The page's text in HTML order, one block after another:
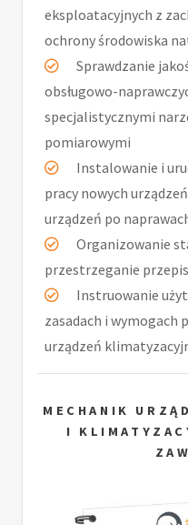
eksploatacyjnych z
ochrony środowiska
Sprawdzanie
obsługowo-
specjalistycznymi
pomiarowymi
Instalowanie i
pracy nowych
urządzeń po
Organizowanie
przestrzeganie
Instruowanie
zasadach i wymogach
urządzeń
MECHANIK
I